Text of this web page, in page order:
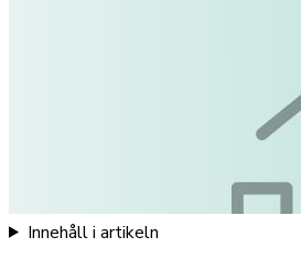
Innehåll i artikeln